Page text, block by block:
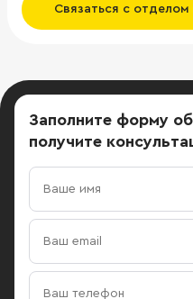
Связаться с
Заполните форму
получите